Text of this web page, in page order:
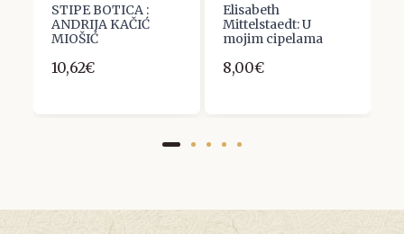
STIPE BOTICA :
ANDRIJA KAČIĆ
MIOŠIĆ
10,62€
Elisabeth
Mittelstaedt: U
mojim cipelama
8,00€